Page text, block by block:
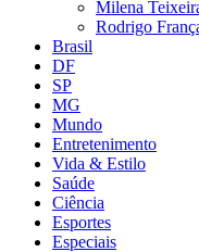
Milena
Rodrigo
Brasil
DF
SP
MG
Mundo
Entretenimento
Vida & Estilo
Saúde
Ciência
Esportes
Especiais